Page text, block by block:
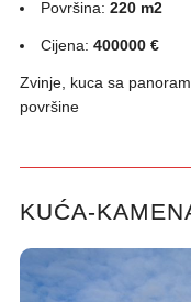
Površina:220 m2
Cijena:400000 €
Zvinje, kuca sa
površine
KUĆA-